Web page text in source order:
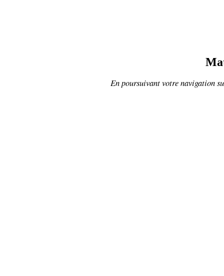
En poursuivant votre navigation